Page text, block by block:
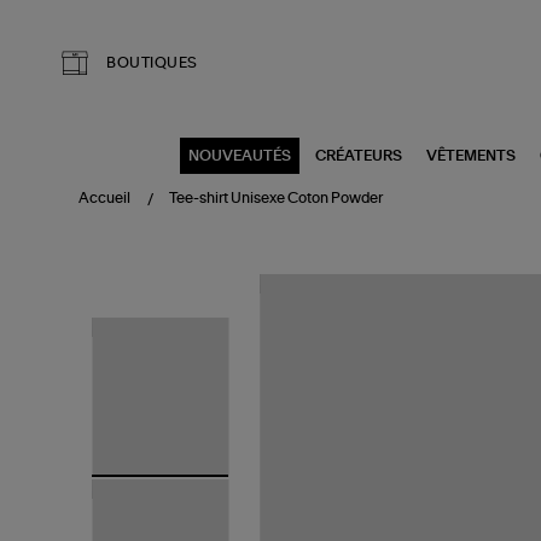
BOUTIQUES
NOUVEAUTÉS CRÉATEURS VÊTEMENTS
Accueil Tee-shirt Unisexe Coton Powder